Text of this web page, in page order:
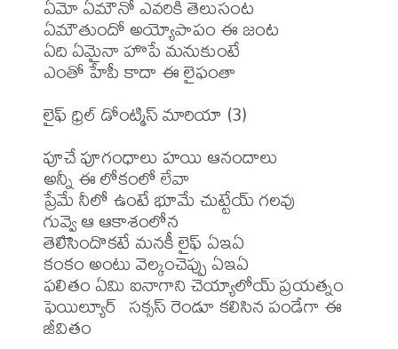
ఏమో ఏమౌనో ఎవరికి తెలుసంట
ఏమౌతుందో అయ్యోపాపం ఈ జంట
ఏది ఏమైనా హొపే మనుకుంటే
ఎంతో హేపీ కాదా ఈ లైఫంతా
లైఫ్ ధ్రిల్ డోంట్మిస్ మారియా (3)
పూచే పూగంధాలు హయి ఆనందాలు
అన్నీ ఈ లోకంలో లేవా
ప్రేమే నీలో ఉంటే భూమే చుట్టేయ్ గలవు
గువ్వై ఆ ఆకాశంలోన
తెలిసిందొకటే మనకీ లైఫ్ ఏఇఏ
కంకం అంటు వెల్కంచెప్పు ఏఇఏ
ఫలితం ఏమి ఐనాగాని చెయ్యాలోయ్ ప్రయత్నం
ఫెయిల్యూర్  సక్సస్ రెండూ కలిసిన పండేగా ఈ
జీవితం